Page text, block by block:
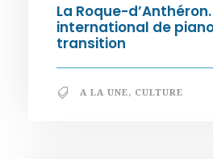
La Roque-
international de
transition
A LA UNE, CULTURE